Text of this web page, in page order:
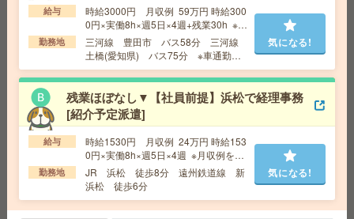
勤務地 三島広小路駅～車7分 ※車通勤・バイク通勤
OK
座り仕事！給与即払いOK！土日休み！化学製品の充填作
業[派遣]
給 与 時給1400円
交通費 交通費支給有り
勤務地 菊川駅～車45分 ※車通勤・バイク通勤OK
座り仕事！給与即払いOK！土日休み！製品のピッキング
作業[派遣]
給与
時給3000円 月収例 59万円 時給300
0円×実働8h×週5日×4週+残業30h ※月
収例を保証するものではありません。
勤務地
三河線 豊田市 バス58分 三河線
土橋(愛知県) バス75分 ※車通勤可
能
気になる!
残業ほぼなし▼【社員前提】浜松で経理事務
[紹介予定派遣]
給与
時給1530円 月収例 24万円 時給153
0円×実働8h×週5日×4週 ※月収例を保
証するものではありません。※給与即
受取りサービス利用可（利用条件有）
勤務地
JR 浜松 徒歩8分 遠州鉄道線 新
浜松 徒歩6分
気になる!